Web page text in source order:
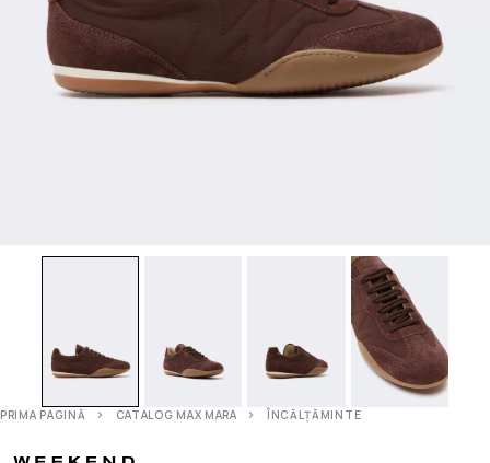
PRIMA PAGINĂ CATALOG MAX MARA ÎNCĂLȚĂMINTE